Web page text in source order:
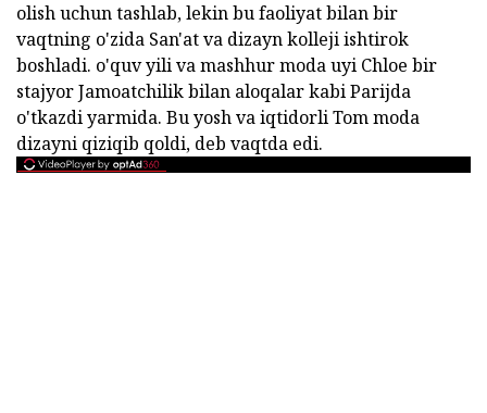
olish uchun tashlab, lekin bu faoliyat bilan bir
vaqtning o'zida San'at va dizayn kolleji ishtirok
boshladi. o'quv yili va mashhur moda uyi Chloe bir
stajyor Jamoatchilik bilan aloqalar kabi Parijda
o'tkazdi yarmida. Bu yosh va iqtidorli Tom moda
dizayni qiziqib qoldi, deb vaqtda edi.